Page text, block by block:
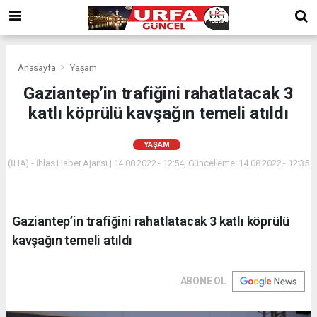
Anasayfa Yaşam
Gaziantep’in trafiğini rahatlatacak 3
katlı köprülü kavşağın temeli atıldı
YAŞAM
(İHA) - İhlas Haber Ajansı | 14.08.2022 - 12:54, Güncelleme: 14.08.2022 - 12:35
Gaziantep’in trafiğini rahatlatacak 3 katlı köprülü
kavşağın temeli atıldı
ABONE OL